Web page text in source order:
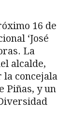
16 de
‘José
La
alcalde,
la concejala
Piñas, y un